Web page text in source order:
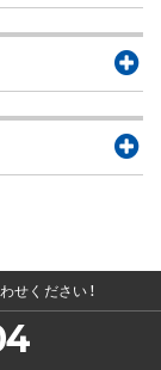
せください！